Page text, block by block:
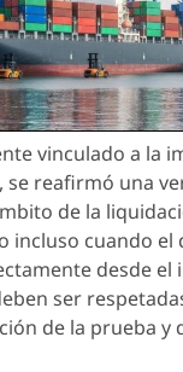
vinculado a la
se reafirmó una
de la
incluso cuando el
desde el
ser
de la prueba y